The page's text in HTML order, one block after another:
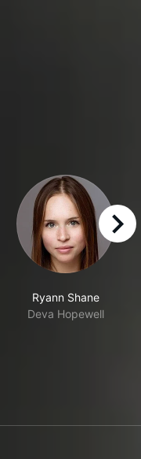
Ryann Shane
Deva Hopewell
right